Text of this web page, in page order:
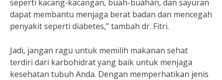
seperti kacang-kacangan, buah-buahan, dan sayuran
dapat membantu menjaga berat badan dan mencegah
penyakit seperti diabetes,” tambah dr. Fitri.
Jadi, jangan ragu untuk memilih makanan sehat
terdiri dari karbohidrat yang baik untuk menjaga
kesehatan tubuh Anda. Dengan memperhatikan jenis